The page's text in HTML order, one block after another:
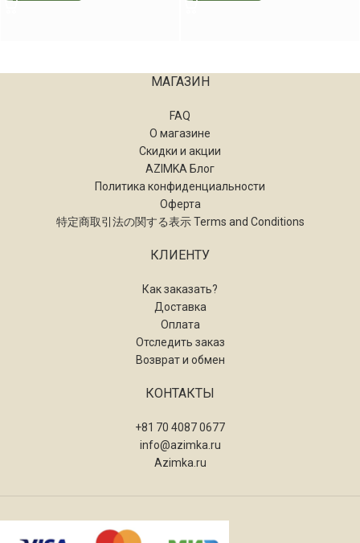
МАГАЗИН
FAQ
О магазине
Скидки и акции
AZIMKA Блог
Политика конфиденциальности
Оферта
特定商取引法の関する表示 Terms and Conditions
КЛИЕНТУ
Как заказать?
Доставка
Оплата
Отследить заказ
Возврат и обмен
КОНТАКТЫ
+81 70 4087 0677
info@azimka.ru
Azimka.ru